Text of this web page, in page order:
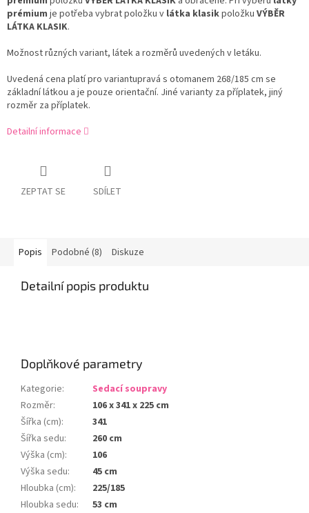
prémium je potřeba vybrat položku v látka klasikpoložku VÝBĚR
LÁTKA KLASIK.
Možnost různých variant, látek a rozměrů uvedených v letáku.
Uvedená cena platí pro variantupravá s otomanem 268/185 cm se
základní látkou a je pouze orientační. Jiné varianty za příplatek, jiný
rozměr za příplatek.
Detailní informace
ZEPTAT SE SDÍLET
Popis Podobné (8) Diskuze
Detailní popis produktu
Doplňkové parametry
Kategorie:
Sedací soupravy
Rozměr:
106 x 341 x 225 cm
Šířka (cm):
341
Šířka sedu:
260 cm
Výška (cm):
106
Výška sedu:
45 cm
Hloubka (cm):
225/185
Hloubka sedu:
53 cm